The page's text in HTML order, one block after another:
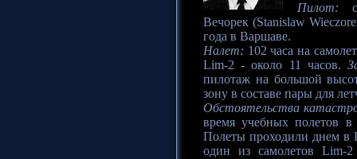
Пилот:
Вечорек (Stanislaw
года в Варшаве.
Налет: 102 часа на
Lim-2 - около 11 часов.
пилотаж на большой
зону в составе пары для
Обстоятельства
время учебных полетов
Полеты проходили днем в
один из самолетов Lim-